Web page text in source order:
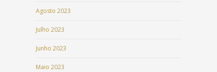
Agosto 2023
Julho 2023
Junho 2023
Maio 2023